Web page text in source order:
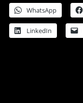
WhatsApp
LinkedIn